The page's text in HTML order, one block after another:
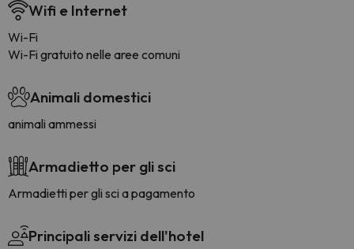
Wifi e Internet
Wi-Fi
Wi-Fi gratuito nelle aree comuni
Animali domestici
animali ammessi
Armadietto per gli sci
Armadietti per gli sci a pagamento
Principali servizi dell'hotel